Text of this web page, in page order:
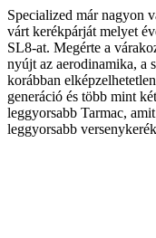
Specialized már nagyon
várt kerékpárját melyet
SL8-at. Megérte a
nyújt az aerodinamika, a
korábban
generáció és több mint
leggyorsabb Tarmac,
leggyorsabb